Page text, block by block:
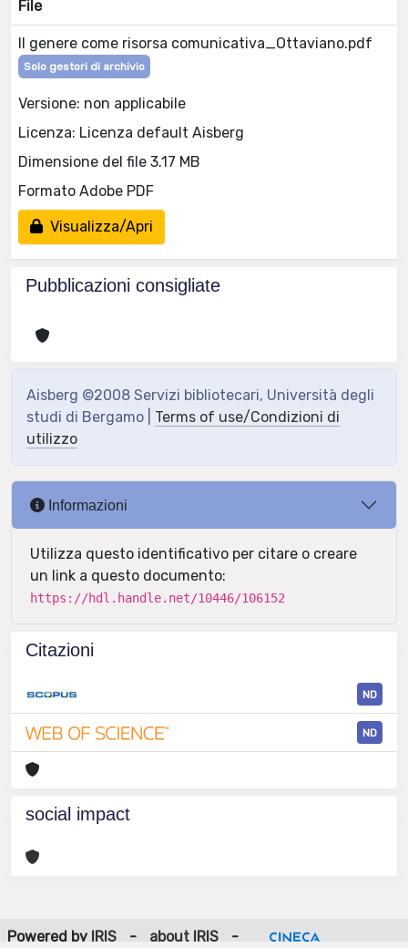
File
Il genere come risorsa comunicativa_Ottaviano.pdf
Solo gestori di archivio
Versione: non applicabile
Licenza: Licenza default Aisberg
Dimensione del file 3.17 MB
Formato Adobe PDF
Visualizza/Apri
Pubblicazioni consigliate
Aisberg ©2008 Servizi bibliotecari, Università degli
studi di Bergamo | Terms of use/Condizioni di
utilizzo
Informazioni
Utilizza questo identificativo per citare o creare
un link a questo documento:
https://hdl.handle.net/10446/106152
Citazioni
ND
ND
social impact
Powered by IRIS - about IRIS -